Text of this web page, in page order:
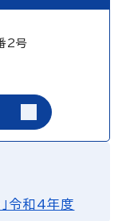
2号
令和4年度